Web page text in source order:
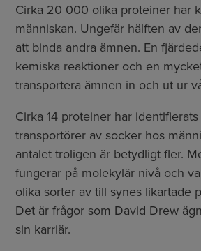
Cirka 20 000 olika proteiner har
människan. Ungefär hälften av
att binda andra ämnen. En
kemiska reaktioner och en
transportera ämnen in och ut ur
Cirka 14 proteiner har identifierats
transportörer av socker hos
antalet troligen är betydligt fler.
fungerar på molekylär nivå och
olika sorter av till synes likartade
Det är frågor som David Drew
sin karriär.